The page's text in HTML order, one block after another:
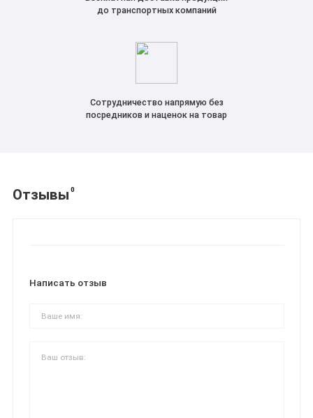
до транспортных компаний
Сотрудничество напрямую без
посредников и наценок на товар
Отзывы 0
Написать отзыв